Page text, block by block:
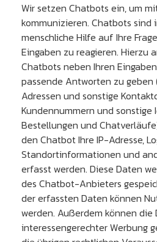
Wir setzen Chatbots ein, um
kommunizieren. Chatbots sind
menschliche Hilfe auf Ihre
Eingaben zu reagieren. Hierzu
Chatbots neben Ihren
passende Antworten zu geben
Adressen und sonstige
Kundennummern und sonstige
Bestellungen und
den Chatbot Ihre IP-Adresse,
Standortinformationen und
erfasst werden. Diese Daten
des Chatbot-Anbieters
der erfassten Daten können
werden. Außerdem können die
interessengerechter Werbung